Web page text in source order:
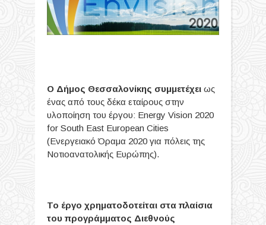
Ο Δήμος Θεσσαλονίκης συμμετέχει ως
ένας από τους δέκα εταίρους στην
υλοποίηση του έργου: Energy Vision 2020
for South East European Cities
(Ενεργειακό Όραμα 2020 για πόλεις της
Νοτιοανατολικής Ευρώπης).
Το έργο χρηματοδοτείται στα πλαίσια
του προγράμματος Διεθνούς